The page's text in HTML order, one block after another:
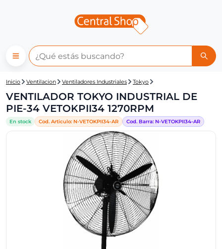
Central Shop: VENTILADOR
Inicio Ventilacion Ventiladores Industriales Tokyo
VENTILADOR TOKYO INDUSTRIAL DE
PIE-34 VETOKPII34 1270RPM
En stock Cod. Articulo: N-VETOKPII34-AR Cod. Barra: N-VETOKPII34-AR